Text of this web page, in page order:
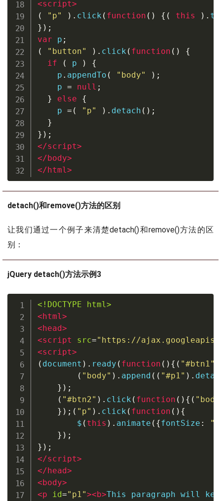
<script>
(
"p" ). click ( function () {( this ).
});
var p ;
(
"button" ). click ( function ()
{
if
( p )
{
    p
. appendTo ( "body"
);
    p
= null ;
}
else
{
    p
=( "p" ). detach ();
}
});
</script>
</body>
</html>
detach()和remove()方法的区别
让我们通过一个例子来清楚detach()和remove()方法的区
别：
jQuery detach()方法示例3
<!DOCTYPE html>
<html>
<head>
<script src=" https://
<script>
( document ). ready ( function (){( "#btn1"
( "body" ). append (( "#p1" ).
});
( "#btn2" ). click ( function (){(
});( "p" ). click ( function (){
        $
( this ). animate ({fontSize :
});
});
</script>
</head>
<body>
<p id=" p1"><b>This paragraph will